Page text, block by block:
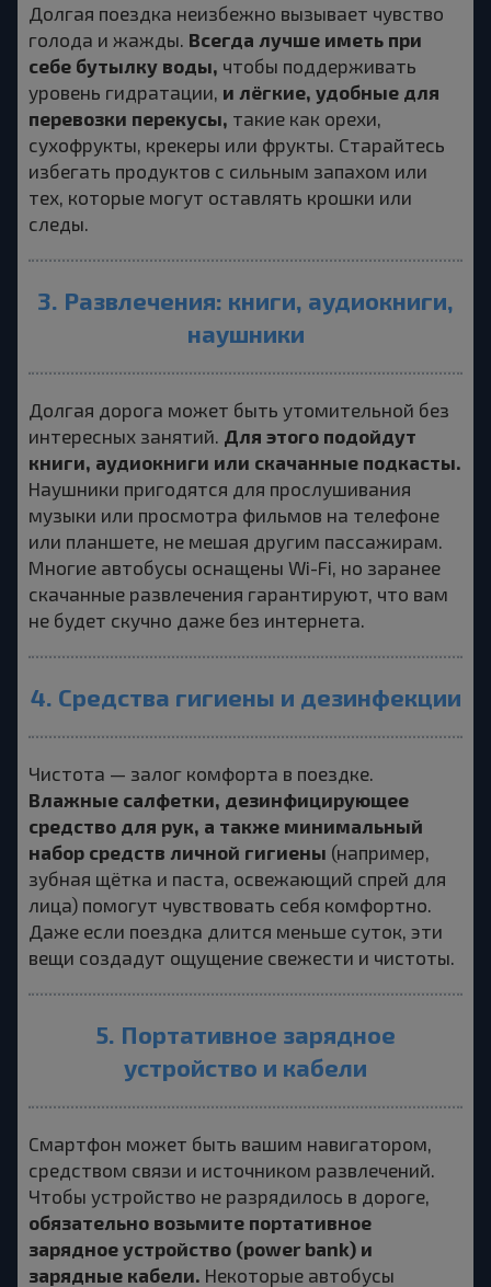
Долгая поездка неизбежно вызывает чувство
голода и жажды. Всегда лучше иметь при
себе бутылку воды, чтобы поддерживать
уровень гидратации, и лёгкие, удобные для
перевозки перекусы, такие как орехи,
сухофрукты, крекеры или фрукты. Старайтесь
избегать продуктов с сильным запахом или
тех, которые могут оставлять крошки или
следы.
3. Развлечения: книги, аудиокниги,
наушники
Долгая дорога может быть утомительной без
интересных занятий. Для этого подойдут
книги, аудиокниги или скачанные подкасты.
Наушники пригодятся для прослушивания
музыки или просмотра фильмов на телефоне
или планшете, не мешая другим пассажирам.
Многие автобусы оснащены Wi-Fi, но заранее
скачанные развлечения гарантируют, что вам
не будет скучно даже без интернета.
4. Средства гигиены и дезинфекции
Чистота — залог комфорта в поездке.
Влажные салфетки, дезинфицирующее
средство для рук, а также минимальный
набор средств личной гигиены (например,
зубная щётка и паста, освежающий спрей для
лица) помогут чувствовать себя комфортно.
Даже если поездка длится меньше суток, эти
вещи создадут ощущение свежести и чистоты.
5. Портативное зарядное
устройство и кабели
Смартфон может быть вашим навигатором,
средством связи и источником развлечений.
Чтобы устройство не разрядилось в дороге,
обязательно возьмите портативное
зарядное устройство (power bank) и
зарядные кабели. Некоторые автобусы